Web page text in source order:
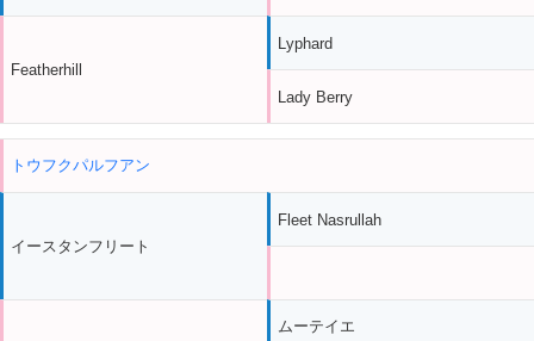
Featherhill
Lyphard
Lady Berry
トウフクパルフアン
イースタンフリート
Fleet Nasrullah
ムーテイエ